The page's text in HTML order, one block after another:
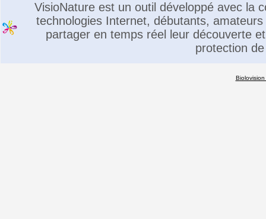
VisioNature est un outil développé avec la
technologies Internet, débutants,
partager en temps réel leur découverte
protection
Biolovision